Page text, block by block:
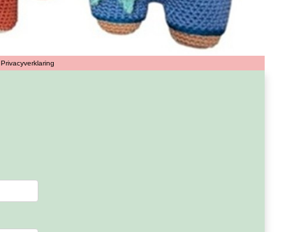
Privacyverklaring